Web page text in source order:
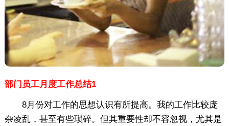
部门员工月度工作总结1
8月份对工作的思想认识有所提高。我的工作比较庞
杂凌乱，甚至有些琐碎。但其重要性却不容忽视，尤其是